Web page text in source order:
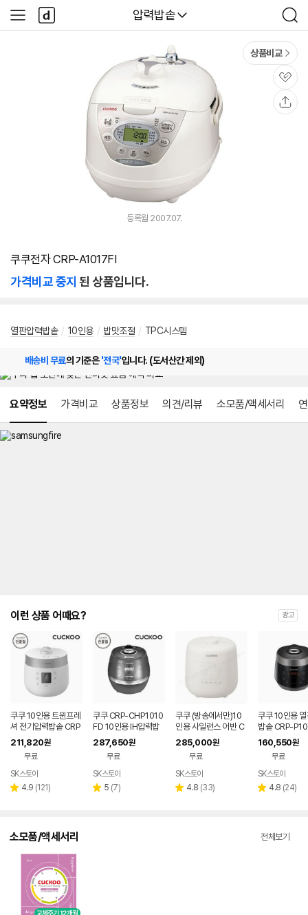
다나와
압력밥솥
검
색
사
이
다
나
와
상품비교
관
심
등록월 2007.07.
쿠쿠전자 CRP-A1017FI
가격비교 중지 된 상품입니다.
열판압력밥솥 / 10인용 / 밥맛조절 / TPC시스템
배송비 무료의 기준은'전국'입니다. (도서산간 제외)
요약정보 가격비교 상품정보 의견/리뷰 소모품/액세서리
이런 상품 어때요? 광고
쿠쿠 10인용 트윈프레
셔 전기압력밥솥 CRP
-ST1015FWSM 공
식판매점
211,820원
무료
버페
SK스토아
별 4.9 리
(121)
쿠쿠 CRP-CHP1010
FD 10인용 IH압력밥
솥 공식판매점 SJ
287,650원
무료
SK스토아
별 5 리
(7)
쿠쿠 (방송에서만)10
인용 사일런스 어반 C
RP-UT1010 FGW/F
GG
285,000원
무료
버페
SK스토아
별 4.8 리
(33)
쿠쿠 10인용
밥솥 CRP-
160,550원
무료
버페
SK스토아
별 4.8 리
(24)
소모품/액세서리 전체보기